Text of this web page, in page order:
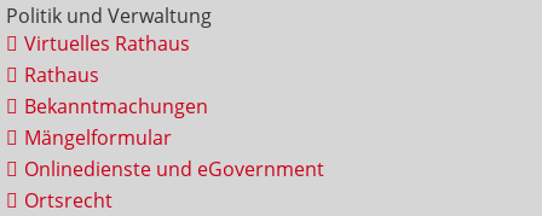
Politik und Verwaltung
Virtuelles Rathaus
Rathaus
Bekanntmachungen
Mängelformular
Onlinedienste und eGovernment
Ortsrecht